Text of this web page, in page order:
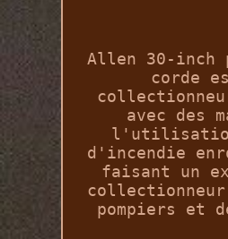
Allen 30-inch
corde
avec des
l'utilisation
d'incendie
faisant un
pompiers et